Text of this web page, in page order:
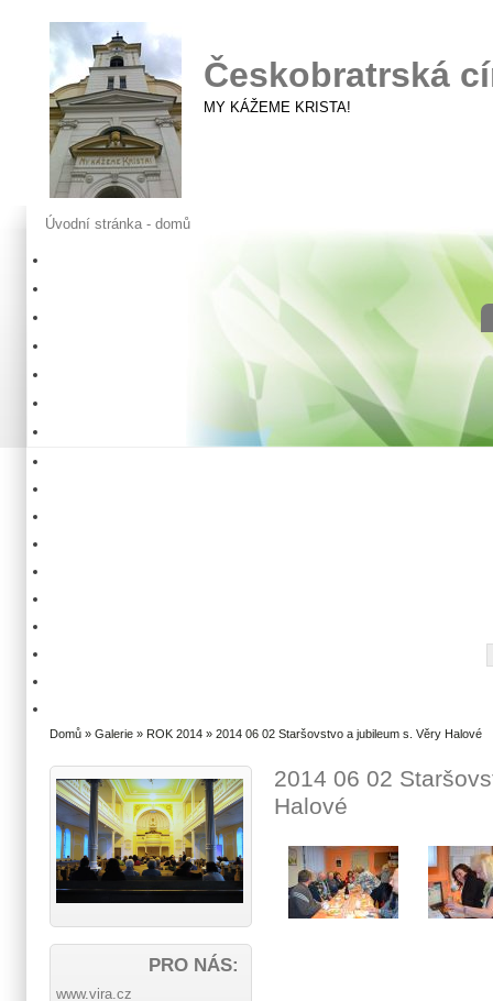
Českobratrská
MY KÁŽEME KRISTA!
Úvodní stránka - domů
Domů » Galerie » ROK 2014 » 2014 06 02 Staršovstvo a jubileum s. Věry Halové
2014 06 02
Halové
PRO NÁS:
www.vira.cz